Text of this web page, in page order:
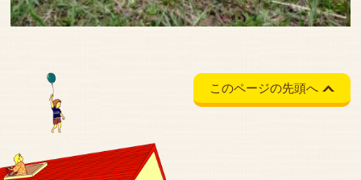
このページの先頭へ